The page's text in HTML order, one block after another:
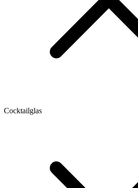
Cocktailglas